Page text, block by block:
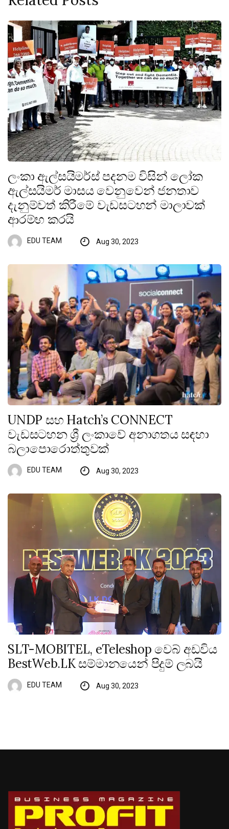
ලංකා ඇල්සයිමර්ස් පදනම විසින් ලෝක
ඇල්සයිමර් මාසය වෙනුවෙන් ජනතාව
දැනුම්වත් කිරීමේ වැඩසටහන් මාලාවක්
ආරම්භ කරයි
EDU TEAM Aug 30, 2023
UNDP සහ Hatch’s CONNECT
වැඩසටහන ශ්‍රී ලංකාවේ අනාගතය සඳහා
බලාපොරොත්තුවක්
EDU TEAM Aug 30, 2023
SLT-MOBITEL, eTeleshop වෙබ් අඩවිය
BestWeb.LK සම්මානයෙන් පිදුම් ලබයි
EDU TEAM Aug 30, 2023